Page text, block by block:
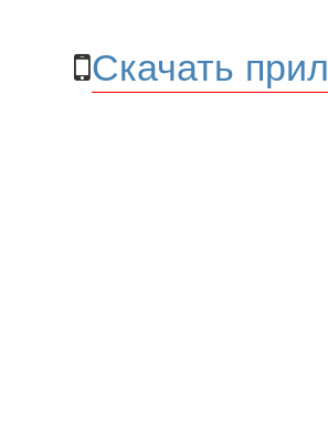
Скачать